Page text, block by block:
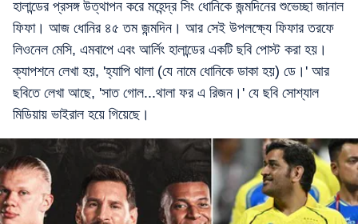
হালান্ডের প্রসঙ্গ উত্থাপন করে মহেন্দ্র সিং ধোনিকে জন্মদিনের শুভেচ্ছা জানাল
ফিফা। আজ ধোনির ৪৫ তম জন্মদিন। আর সেই উপলক্ষ্যে ফিফার তরফে
লিওনেল মেসি, এমবাপে এবং আর্লিং হালান্ডের একটি ছবি পোস্ট করা হয়।
ক্যাপশনে লেখা হয়, 'হ্যাপি থালা (যে নামে ধোনিকে ডাকা হয়) ডে।' আর
ছবিতে লেখা আছে, 'সাত গোল...থালা ফর এ রিজন।' যে ছবি সোশ্যাল
মিডিয়ায় ভাইরাল হয়ে গিয়েছে।